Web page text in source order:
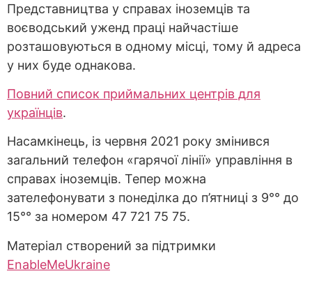
Представництва у справах іноземців та
воєводський уженд праці найчастіше
розташовуються в одному місці, тому й адреса
у них буде однакова.
Повний список приймальних центрів для
українців.
Насамкінець, із червня 2021 року змінився
загальний телефон «гарячої лінії» управління в
справах іноземців. Тепер можна
зателефонувати з понеділка до п’ятниці з 9°° до
15°° за номером 47 721 75 75.
Матеріал створений за підтримки
EnableMeUkraine